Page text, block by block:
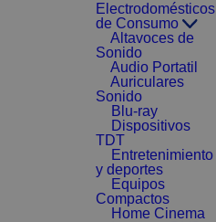
Electrodomésticos
de Consumo
Altavoces de
Sonido
Audio Portatil
Auriculares
Sonido
Blu-ray
Dispositivos
TDT
Entretenimiento
y deportes
Equipos
Compactos
Home Cinema